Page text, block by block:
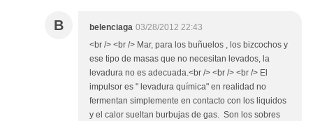
B belenciaga 03/28/2012 22:43
<br /> <br /> Mar, para los buñuelos , los bizcochos y
ese tipo de masas que no necesitan levados, la
levadura no es adecuada.<br /> <br /> <br /> El
impulsor es " levadura química" en realidad no
fermentan simplemente en contacto con los liquidos
y el calor sueltan burbujas de gas. Son los sobres